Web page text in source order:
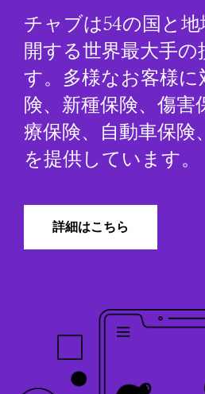
チャブは54の国と
開する世界最大手の
す。多様なお客様に
険、新種保険、傷害
療保険、自動車保険
を提供しています。
詳細はこちら